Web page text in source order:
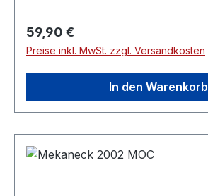
Regulärer Preis:
59,90 €
Preise inkl. MwSt. zzgl. Versandkosten
In den Warenkorb